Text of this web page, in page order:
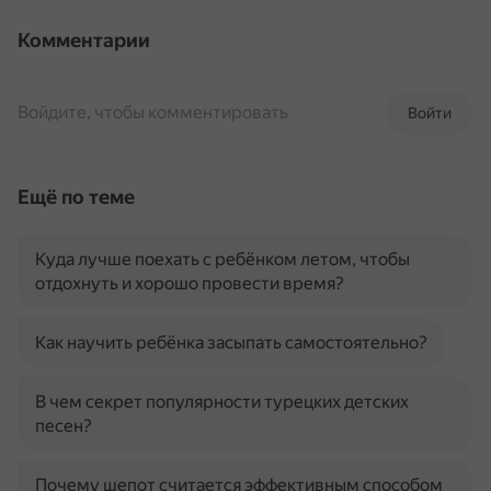
Комментарии
Войти
Войдите, чтобы комментировать
Ещё по теме
Куда лучше поехать с ребёнком летом, чтобы
отдохнуть и хорошо провести время?
Как научить ребёнка засыпать самостоятельно?
В чем секрет популярности турецких детских
песен?
Почему шепот считается эффективным способом